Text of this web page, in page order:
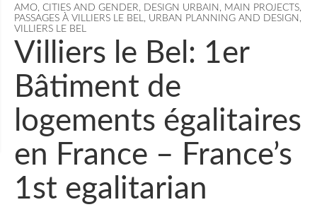
AMO, CITIES AND GENDER, DESIGN URBAIN , MAIN PROJECTS,
PASSAGES À VILLIERS LE BEL, URBAN PLANNING AND DESIGN ,
VILLIERS LE BEL
Villiers le Bel: 1er
Bâtiment de
logements égalitaires
en France – France’s
1st egalitarian